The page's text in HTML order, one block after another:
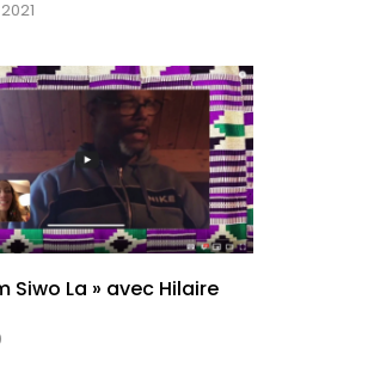
Siwo La » avec Hilaire